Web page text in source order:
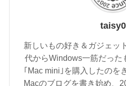
taisy0
新しいもの好き＆ガジェッ
代からWindows一筋だった
｢Mac mini｣を購入したのを
Macのブログを書き始め、